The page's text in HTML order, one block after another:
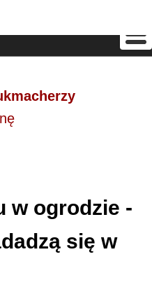
w ogrodzie -
się w